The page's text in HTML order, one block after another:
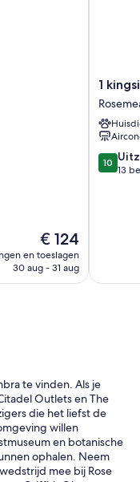
De
prijs
is
€ 124
en toeslagen
30 aug - 31 aug
1
kingsize
bed
|
Rookvrij,
1
10.0
van
10
13
te vinden. Als je
Outlets en The
die het liefst de
willen
en botanische
ophalen. Neem
mee bij Rose